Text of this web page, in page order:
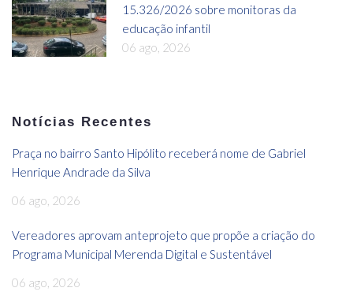
15.326/2026 sobre monitoras da
educação infantil
06 ago, 2026
Notícias Recentes
Praça no bairro Santo Hipólito receberá nome de Gabriel
Henrique Andrade da Silva
06 ago, 2026
Vereadores aprovam anteprojeto que propõe a criação do
Programa Municipal Merenda Digital e Sustentável
06 ago, 2026